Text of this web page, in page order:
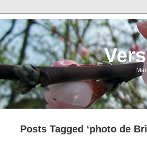
Posts Tagged ‘photo de